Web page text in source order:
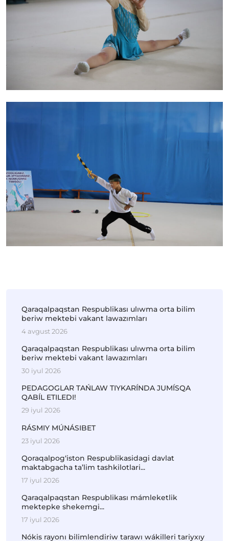
Qaraqalpaqstan Respublikası ulıwma orta bilim
beriw mektebi vakant lawazımları
4 avgust 2026
Qaraqalpaqstan Respublikası ulıwma orta bilim
beriw mektebi vakant lawazımları
30 iyul 2026
PEDAGOGLAR TAŃLAW TIYKARÍNDA JUMÍSQA
QABÍL ETILEDI!
29 iyul 2026
RÁSMIY MÚNÁSIBET
23 iyul 2026
Qoraqalpog‘iston Respublikasidagi davlat
maktabgacha ta’lim tashkilotlari...
17 iyul 2026
Qaraqalpaqstan Respublikası mámleketlik
mektepke shekemgi...
17 iyul 2026
Nókis rayonı bilimlendiriw tarawı wákilleri tariyxıy